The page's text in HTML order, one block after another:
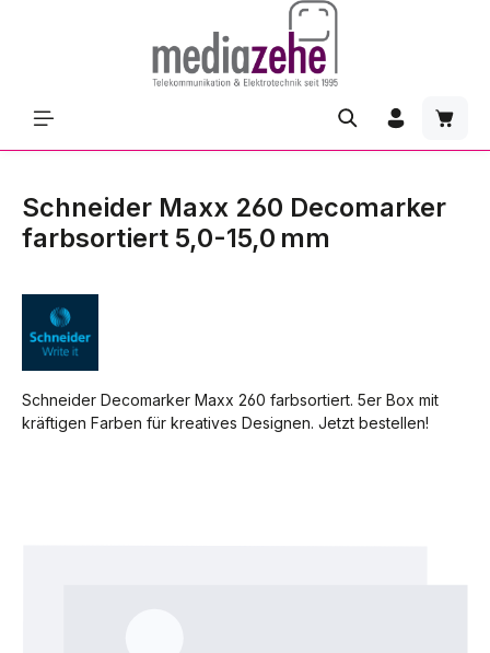
Schneider Maxx 260 Decomarker
farbsortiert 5,0-15,0 mm
Schneider Decomarker Maxx 260 farbsortiert. 5er Box mit
kräftigen Farben für kreatives Designen. Jetzt bestellen!